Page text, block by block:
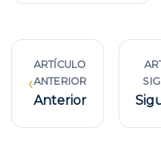
‹
ARTÍCULO
ANTERIOR
Anterior